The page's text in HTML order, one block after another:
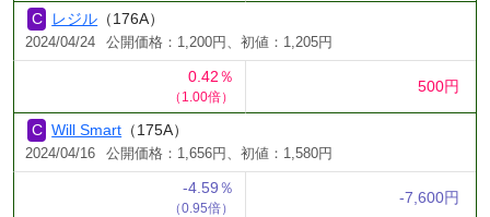
レジル （176A）
2024/04/24 公開価格：1,200円、初値：1,205円
0.42％
（1.00倍）
500円
Will Smart （175A）
2024/04/16 公開価格：1,656円、初値：1,580円
-4.59％
（0.95倍）
-7,600円